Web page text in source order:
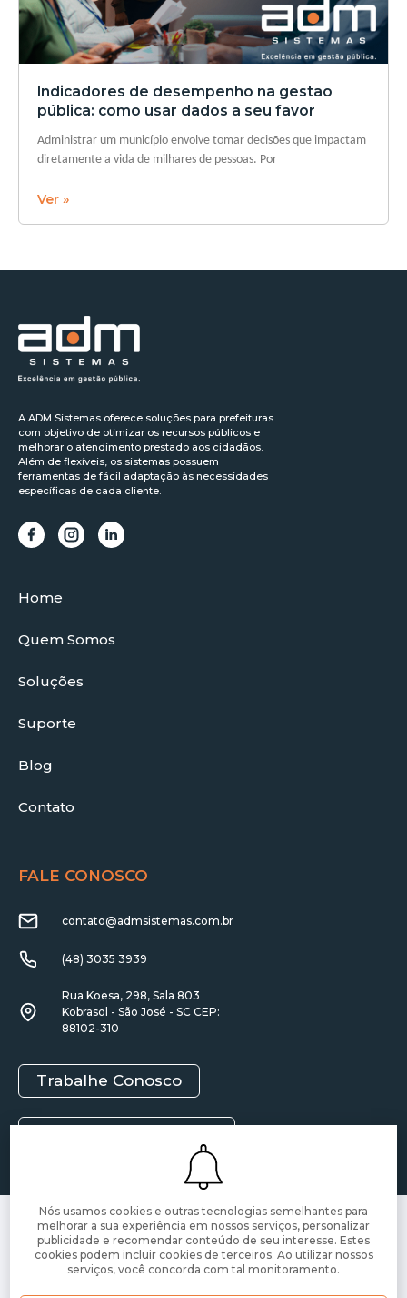
Indicadores de desempenho na gestão
pública: como usar dados a seu favor
Administrar um município envolve tomar decisões que impactam
diretamente a vida de milhares de pessoas. Por
Ver »
A ADM Sistemas oferece soluções para prefeituras
com objetivo de otimizar os recursos públicos e
melhorar o atendimento prestado aos cidadãos.
Além de flexíveis, os sistemas possuem
ferramentas de fácil adaptação às necessidades
específicas de cada cliente.
Home
Quem Somos
Soluções
Suporte
Blog
Contato
FALE CONOSCO
contato@admsistemas.com.br
(48) 3035 3939
Rua Koesa, 298, Sala 803
Kobrasol - São José - SC CEP:
88102-310
Trabalhe Conosco
Todos os direitos reservados 2021 | © ADM SISTEMAS
Desenvolvido pela agênciaBlue Pixel
Nós usamos cookies e outras tecnologias semelhantes para
melhorar a sua experiência em nossos serviços, personalizar
publicidade e recomendar conteúdo de seu interesse. Estes
cookies podem incluir cookies de terceiros. Ao utilizar nossos
serviços, você concorda com tal monitoramento.